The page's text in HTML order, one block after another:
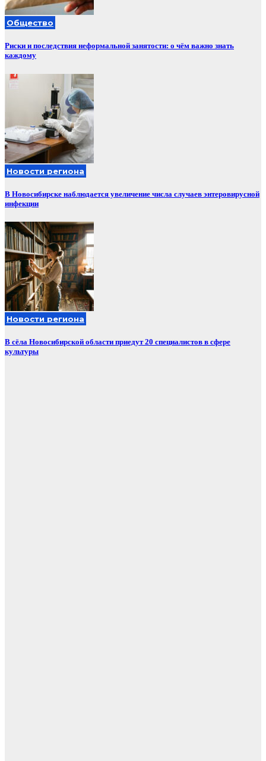
Общество
Риски и последствия неформальной занятости: о чём важно знать
каждому
Новости региона
В Новосибирске наблюдается увеличение числа случаев энтеровирусной
инфекции
Новости региона
В сёла Новосибирской области приедут 20 специалистов в сфере
культуры